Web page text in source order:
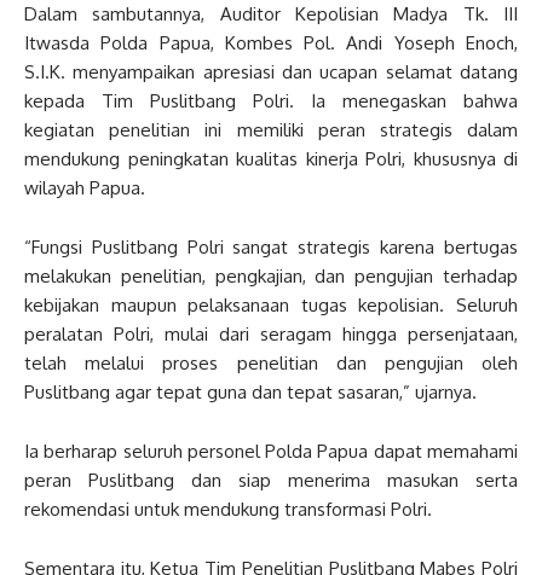
Dalam sambutannya, Auditor Kepolisian Madya Tk. III
Itwasda Polda Papua, Kombes Pol. Andi Yoseph Enoch,
S.I.K. menyampaikan apresiasi dan ucapan selamat datang
kepada Tim Puslitbang Polri. Ia menegaskan bahwa
kegiatan penelitian ini memiliki peran strategis dalam
mendukung peningkatan kualitas kinerja Polri, khususnya di
wilayah Papua.
“Fungsi Puslitbang Polri sangat strategis karena bertugas
melakukan penelitian, pengkajian, dan pengujian terhadap
kebijakan maupun pelaksanaan tugas kepolisian. Seluruh
peralatan Polri, mulai dari seragam hingga persenjataan,
telah melalui proses penelitian dan pengujian oleh
Puslitbang agar tepat guna dan tepat sasaran,” ujarnya.
Ia berharap seluruh personel Polda Papua dapat memahami
peran Puslitbang dan siap menerima masukan serta
rekomendasi untuk mendukung transformasi Polri.
Sementara itu, Ketua Tim Penelitian Puslitbang Mabes Polri